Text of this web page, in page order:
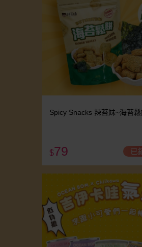
Spicy Snacks 辣苔妹~海苔
$79 已